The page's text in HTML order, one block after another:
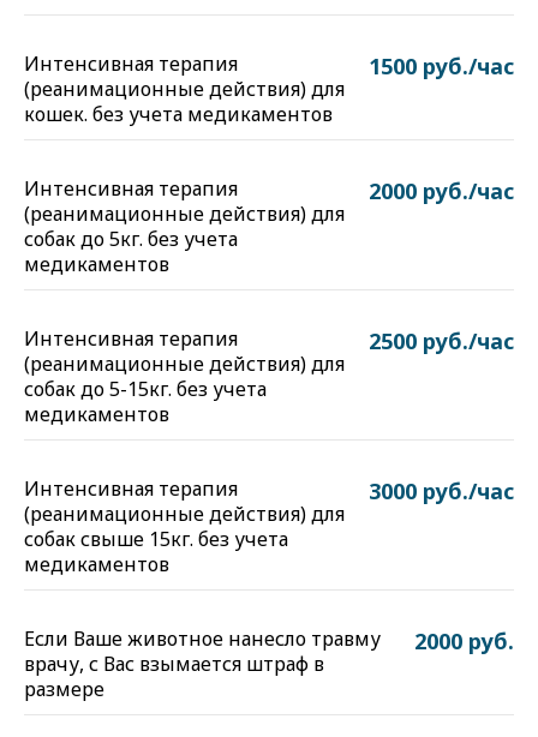
Интенсивная терапия
(реанимационные действия) для
кошек. без учета медикаментов
1500 руб./час
Интенсивная терапия
(реанимационные действия) для
собак до 5кг. без учета
медикаментов
2000 руб./час
Интенсивная терапия
(реанимационные действия) для
собак до 5-15кг. без учета
медикаментов
2500 руб./час
Интенсивная терапия
(реанимационные действия) для
собак свыше 15кг. без учета
медикаментов
3000 руб./час
Если Ваше животное нанесло травму
врачу, с Вас взымается штраф в
размере
2000 руб.